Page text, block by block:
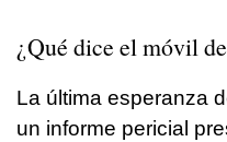
¿Qué dice el móvil
La última esperanza
un informe pericial